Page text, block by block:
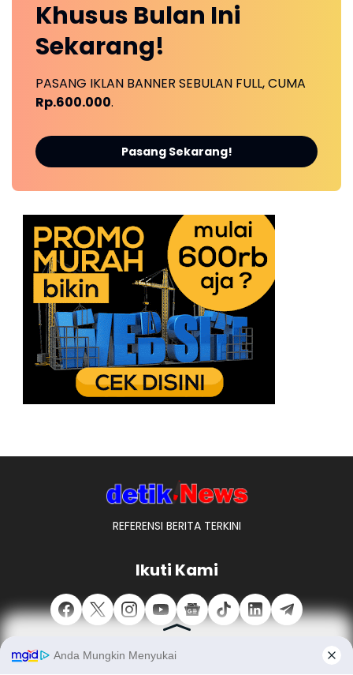
Khusus Bulan Ini
Sekarang!
PASANG IKLAN BANNER SEBULAN FULL, CUMA
Rp.600.000.
Pasang Sekarang!
REFERENSI BERITA TERKINI
Ikuti Kami
REDAKSITENTANG KAMI